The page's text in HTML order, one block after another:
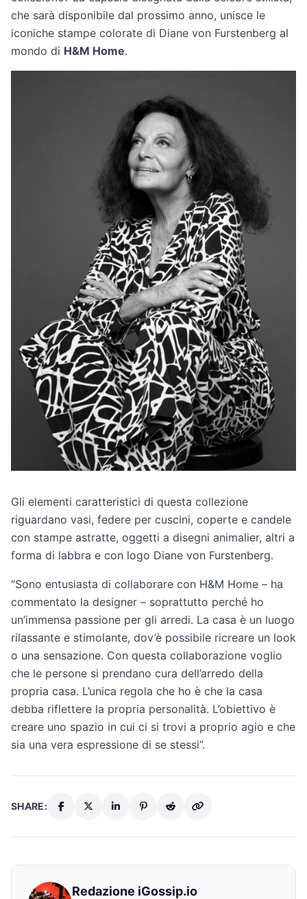
che sarà disponibile dal prossimo anno, unisce le
iconiche stampe colorate di Diane von Furstenberg al
mondo di H&M Home.
Gli elementi caratteristici di questa collezione
riguardano vasi, federe per cuscini, coperte e candele
con stampe astratte, oggetti a disegni animalier, altri a
forma di labbra e con logo Diane von Furstenberg.
“Sono entusiasta di collaborare con H&M Home – ha
commentato la designer – soprattutto perché ho
un’immensa passione per gli arredi. La casa è un luogo
rilassante e stimolante, dov’è possibile ricreare un look
o una sensazione. Con questa collaborazione voglio
che le persone si prendano cura dell’arredo della
propria casa. L’unica regola che ho è che la casa
debba riflettere la propria personalità. L’obiettivo è
creare uno spazio in cui ci si trovi a proprio agio e che
sia una vera espressione di se stessi”.
SHARE:
Redazione iGossip.io